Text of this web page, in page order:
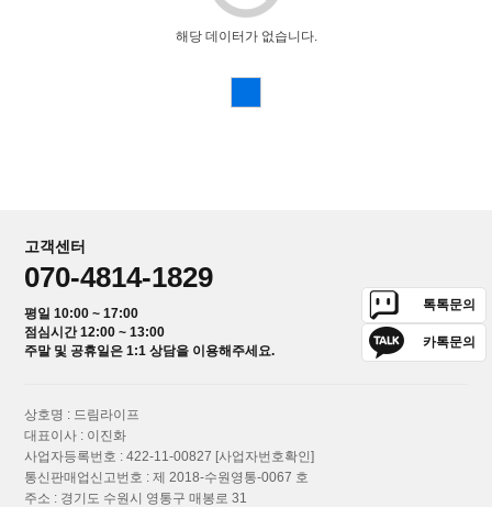
해당 데이터가 없습니다.
고객센터
070-4814-1829
평일 10:00 ~ 17:00
점심시간 12:00 ~ 13:00
주말 및 공휴일은 1:1 상담을 이용해주세요.
톡톡문의
카톡문의
상호명 : 드림라이프
대표이사 : 이진화
사업자등록번호 : 422-11-00827 [사업자번호확인]
통신판매업신고번호 : 제 2018-수원영통-0067 호
주소 : 경기도 수원시 영통구 매봉로 31